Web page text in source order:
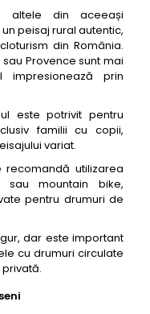
altele din aceeași
peisaj rural autentic,
din România.
Provence sunt mai
impresionează prin
este potrivit pentru
familii cu copii,
variat.
utilizarea
mountain bike,
pentru drumuri de
dar este important
cu drumuri circulate